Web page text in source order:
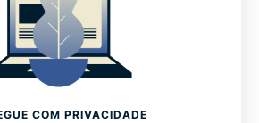
COM PRIVACIDADE